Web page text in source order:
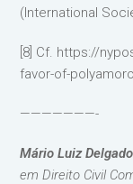
(International
[8] Cf. https://
favor-of-
———————-
Mário Luiz Delgado
em Direito Civil